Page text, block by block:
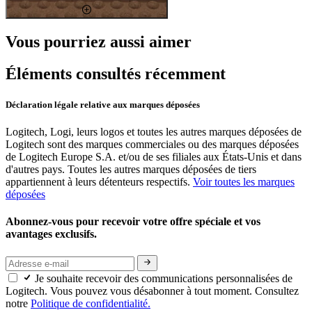
Vous pourriez aussi aimer
Éléments consultés récemment
Déclaration légale relative aux marques déposées
Logitech, Logi, leurs logos et toutes les autres marques déposées de
Logitech sont des marques commerciales ou des marques déposées
de Logitech Europe S.A. et/ou de ses filiales aux États-Unis et dans
d'autres pays. Toutes les autres marques déposées de tiers
appartiennent à leurs détenteurs respectifs. Voir toutes les marques
déposées
Abonnez-vous pour recevoir votre offre spéciale et vos
avantages exclusifs.
Je souhaite recevoir des communications personnalisées de
Logitech. Vous pouvez vous désabonner à tout moment. Consultez
notre Politique de confidentialité.